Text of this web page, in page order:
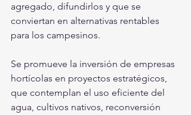
agregado, difundirlos y que se
conviertan en alternativas rentables
para los campesinos.
Se promueve la inversión de empresas
hortícolas en proyectos estratégicos,
que contemplan el uso eficiente del
agua, cultivos nativos, reconversión